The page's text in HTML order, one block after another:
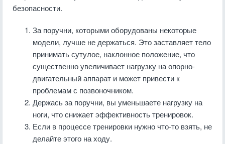
безопасности.
За поручни, которыми оборудованы некоторые
модели, лучше не держаться. Это заставляет тело
принимать сутулое, наклонное положение, что
существенно увеличивает нагрузку на опорно-
двигательный аппарат и может привести к
проблемам с позвоночником.
Держась за поручни, вы уменьшаете нагрузку на
ноги, что снижает эффективность тренировок.
Если в процессе тренировки нужно что-то взять, не
делайте этого на ходу.